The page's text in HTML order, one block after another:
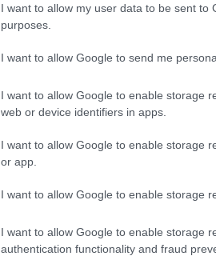
I want to allow my user data to be sent to
purposes.
I want to allow Google to send me
I want to allow Google to enable storage
web or device identifiers in apps.
I want to allow Google to enable storage
or app.
I want to allow Google to enable storage
I want to allow Google to enable storage
authentication functionality and fraud